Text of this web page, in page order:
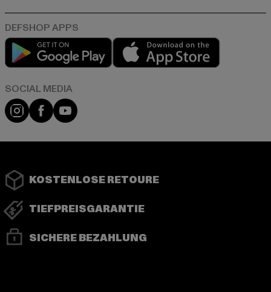
Play market
Instagram
FacebookYouTube
KOSTENLOSE RETOURE
TIEFPREISGARANTIE
SICHERE BEZAHLUNG